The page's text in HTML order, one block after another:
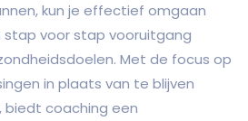
kun je effectief omgaan
voor stap vooruitgang
Met de focus op
in plaats van te blijven
biedt coaching een